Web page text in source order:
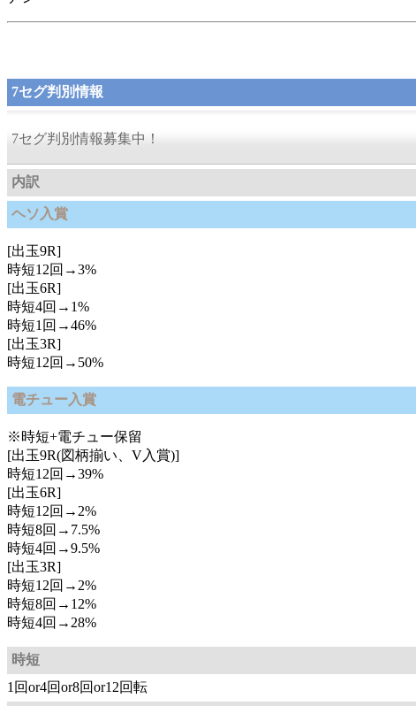
7セグ判別情報
7セグ判別情報募集中！
内訳
ヘソ入賞
[出玉9R]
時短12回→3%
[出玉6R]
時短4回→1%
時短1回→46%
[出玉3R]
時短12回→50%
電チュー入賞
※時短+電チュー保留
[出玉9R(図柄揃い、V入賞)]
時短12回→39%
[出玉6R]
時短12回→2%
時短8回→7.5%
時短4回→9.5%
[出玉3R]
時短12回→2%
時短8回→12%
時短4回→28%
時短
1回or4回or8回or12回転